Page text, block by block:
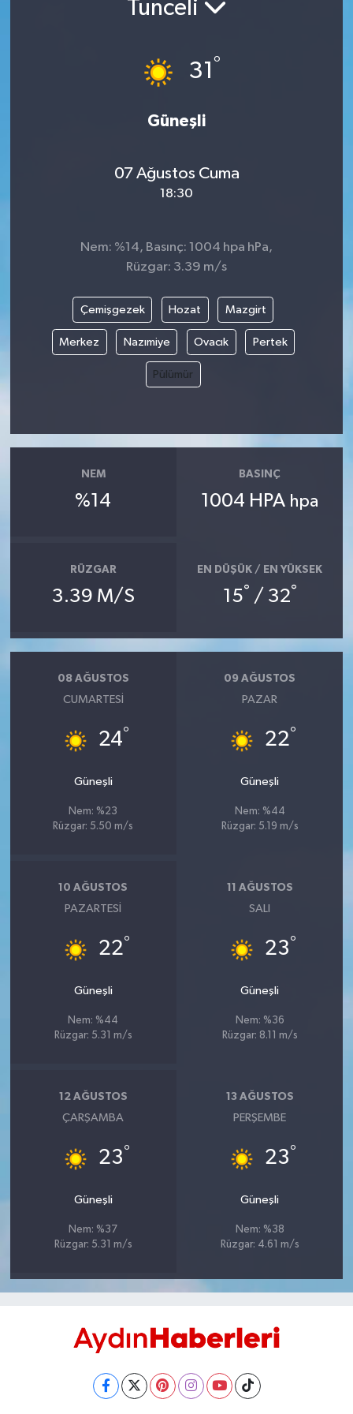
Tunceli
31 °
Güneşli
07 Ağustos Cuma
18:30
Nem: %14, Basınç: 1004 hpa hPa,
Rüzgar: 3.39 m/s
Çemişgezek Hozat Mazgirt
Merkez Nazımiye Ovacık Pertek
Pülümür
NEM
%14
BASINÇ
1004 HPA hpa
RÜZGAR
3.39 M/S
EN DÜŞÜK / EN YÜKSEK
15° / 32°
08 AĞUSTOS
CUMARTESI
24°
Güneşli
Nem: %23
Rüzgar: 5.50 m/s
09 AĞUSTOS
PAZAR
22°
Güneşli
Nem: %44
Rüzgar: 5.19 m/s
10 AĞUSTOS
PAZARTESI
22°
Güneşli
Nem: %44
Rüzgar: 5.31 m/s
11 AĞUSTOS
SALI
23°
Güneşli
Nem: %36
Rüzgar: 8.11 m/s
12 AĞUSTOS
ÇARŞAMBA
23°
Güneşli
Nem: %37
Rüzgar: 5.31 m/s
13 AĞUSTOS
PERŞEMBE
23°
Güneşli
Nem: %38
Rüzgar: 4.61 m/s
BİLİM VE TEKNOLOJİ
HABERDE İNSAN
KÜLTÜR SANAT
SAĞLIK
ŞİRKET HABERLERİ
SPOR
YAŞAM
AFYON
AYDIN
İZMİR
KÜTAHYA
MANİSA
MUĞLA
YURT